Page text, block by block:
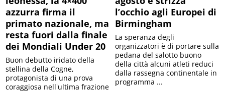
azzurra firma il
primato nazionale, ma
resta fuori dalla finale
dei Mondiali Under 20
Buon debutto iridato della
stellina della Cogne,
protagonista di una prova
coraggiosa nell'ultima frazione
l’occhio agli Europei di
Birmingham
La speranza degli
organizzatori è di portare sulla
pedana del salotto buono
della città alcuni atleti reduci
dalla rassegna continentale in
programma ...